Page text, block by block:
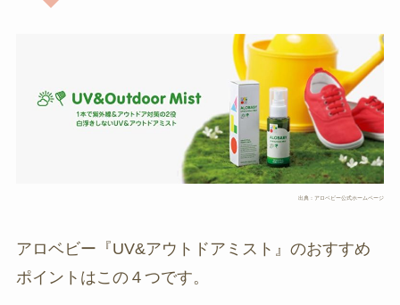
出典：アロベビー公式ホームページ
アロベビー『UV&アウトドアミスト』のおすすめ
ポイントはこの４つです。